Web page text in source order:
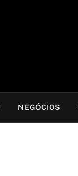
NEGÓCIOS